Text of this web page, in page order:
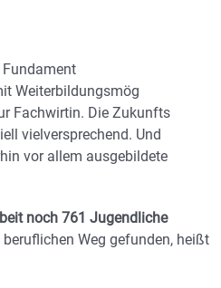
Weiterbildungsmög
Fachwirtin. Die Zukunfts
vielversprechend. Und
vor allem ausgebildete
noch 761 Jugendliche
Weg gefunden, heißt